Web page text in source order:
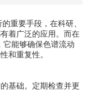
要手段，在科研、
着广泛的应用。而在
它能够确保色谱流动
和重复性。
基础。定期检查并更